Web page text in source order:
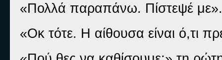
«Πολλά παραπάνω. Πίστεψέ με».
«Οκ τότε. Η αίθουσα είναι ό,τι